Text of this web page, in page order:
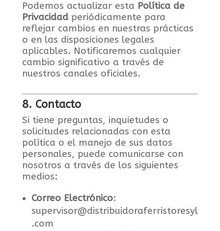
Podemos actualizar esta Política de
Privacidadperiódicamente para
reflejar cambios en nuestras prácticas
o en las disposiciones legales
aplicables. Notificaremos cualquier
cambio significativo a través de
nuestros canales oficiales.
8. Contacto
Si tiene preguntas, inquietudes o
solicitudes relacionadas con esta
política o el manejo de sus datos
personales, puede comunicarse con
nosotros a través de los siguientes
medios:
Correo Electrónico:
supervisor@distribuidoraferristoresyl
.com